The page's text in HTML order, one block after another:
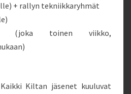
+ rallyn tekniikkaryhmät
(joka toinen viikko,
Kaikki Kiltan jäsenet kuuluvat